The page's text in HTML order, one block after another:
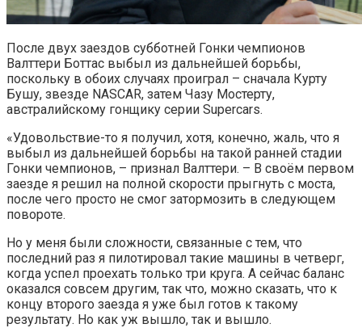
После двух заездов субботней Гонки чемпионов
Валттери Боттас выбыл из дальнейшей борьбы,
поскольку в обоих случаях проиграл – сначала Курту
Бушу, звезде NASCAR, затем Чазу Мостерту,
австралийскому гонщику серии Supercars.
«Удовольствие-то я получил, хотя, конечно, жаль, что я
выбыл из дальнейшей борьбы на такой ранней стадии
Гонки чемпионов, – признал Валттери. – В своём первом
заезде я решил на полной скорости прыгнуть с моста,
после чего просто не смог затормозить в следующем
повороте.
Но у меня были сложности, связанные с тем, что
последний раз я пилотировал такие машины в четверг,
когда успел проехать только три круга. А сейчас баланс
оказался совсем другим, так что, можно сказать, что к
концу второго заезда я уже был готов к такому
результату. Но как уж вышло, так и вышло.